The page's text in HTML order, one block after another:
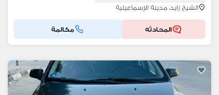
الشيخ زايد، مدينة الإسماعيلية
المحادثه مكالمة